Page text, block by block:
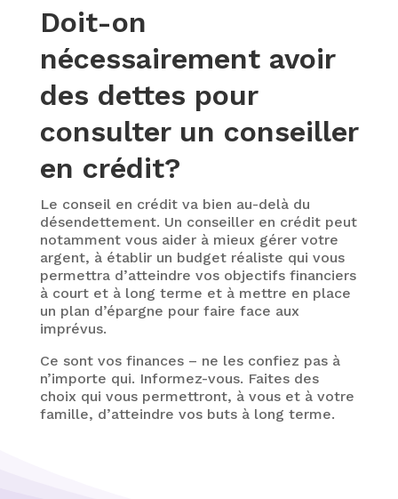
Doit-on
nécessairement avoir
des dettes pour
consulter un conseiller
en crédit?
Le conseil en crédit va bien au-delà du
désendettement. Un conseiller en crédit peut
notamment vous aider à mieux gérer votre
argent, à établir un budget réaliste qui vous
permettra d’atteindre vos objectifs financiers
à court et à long terme et à mettre en place
un plan d’épargne pour faire face aux
imprévus.
Ce sont vos finances – ne les confiez pas à
n’importe qui. Informez-vous. Faites des
choix qui vous permettront, à vous et à votre
famille, d’atteindre vos buts à long terme.